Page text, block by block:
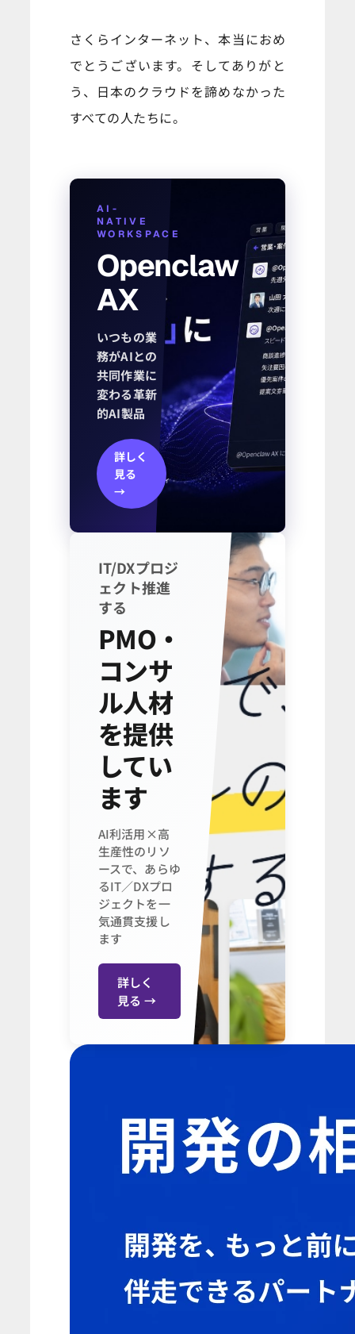
さくらインターネット、本当におめ
でとうございます。そしてありがと
う、日本のクラウドを諦めなかった
すべての人たちに。
AI-
NATIVE
WORKSPACE
Openclaw
AX
いつもの業
務がAIとの
共同作業に
変わる革新
的AI製品
詳しく
見る
→
IT/DXプロジ
ェクト推進
する
PMO・
コンサ
ル人材
を提供
してい
ます
AI利活用×高
生産性のリソ
ースで、あらゆ
るIT／DXプロ
ジェクトを一
気通貫支援し
ます
詳しく
見る →